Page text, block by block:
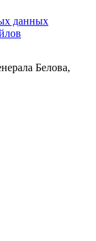
данных
Белова,